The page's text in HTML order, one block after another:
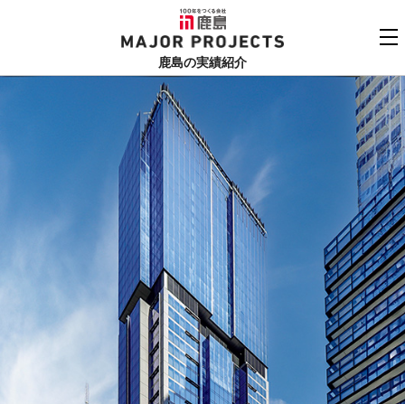
鹿島
MAJOR PROJECTS
鹿島の実績紹介
実績紹介TOP
更新順でみる
用途でさがす
竣工年でさがす
地域でさがす
あいうえお順